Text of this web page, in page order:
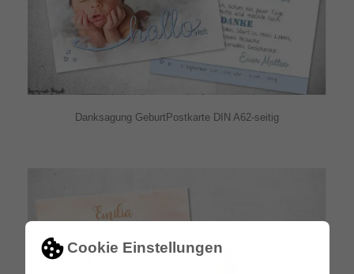
Cookie Einstellungen
Danksagung GeburtPostkarte DIN A62-seitig